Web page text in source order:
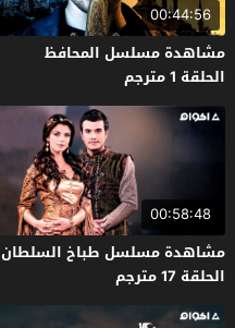
00:44:56
مشاهدة مسلسل المحافظ
الحلقة 1 مترجم
00:58:48
مشاهدة مسلسل طباخ السلطان
الحلقة 17 مترجم